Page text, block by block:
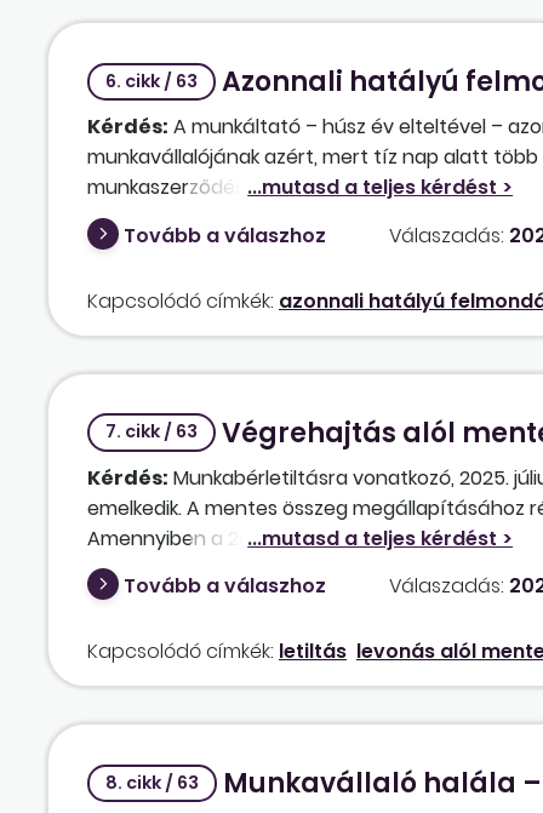
6. cikk / 63 Azonnali hatályú
Kérdés: A munkáltató – húsz év elteltével –
munkavállalójának azért, mert tíz nap alatt
munkaszerződésben az egy műszakos
távollétek időtartamának díjazását levonta a
jogellenesnek) minősíthető-e ez a munkáltatói
nyilvánvalóan volt erről tudomásuk? A
volt a munkavállaló teljesítményével. Így
kötelezettségszegés? A munkáltató nem adott
értékelés tilalmába ütközött?
Tovább a válaszhoz Válaszadás:
Kapcsolódó címkék: azonnali hatályú
7. cikk / 63 Végrehajtás alól
Kérdés: Munkabérletiltásra vonatkozó, 2025.
emelkedik. A mentes összeg megállapításához
Amennyiben a 2025. június havi munkabér 2025.
munkabérrészt kell figyelembe venni, vagy még
kedvezmény minden folyamatban lévő ügy
családi kedvezmény nettó összege mentes-e
munkavállaló esetében, az előző munkáltatótól
1. utáni-e az ügy?
Tovább a válaszhoz Válaszadás:
Kapcsolódó címkék: letiltás levonás alól
8. cikk / 63 Munkavállaló halála